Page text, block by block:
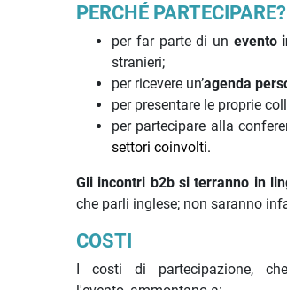
PERCHÉ PARTECIPARE?
per far parte di un evento
stranieri;
per ricevere un’agenda
per presentare le proprie
per partecipare alla
settori coinvolti.
Gli incontri b2b si terranno in
che parli inglese; non saranno
COSTI
I costi di partecipazione,